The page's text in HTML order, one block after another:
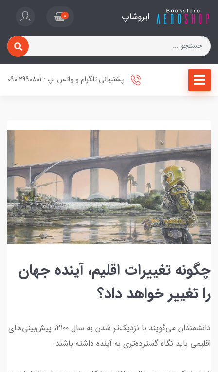
ایروشاپ 0
پشتیبانی تلگرام و واتس اپ : 09012990801
چگونه تغییرات اقلیم، آینده جهان
را تغییر خواهد داد؟
دانشمندان می‌گویند با نزدیک‌تر شدن به سال ۲۱۰۰، پیش‌بینی‌های
اقلیمی باید نگاه گسترده‌تری به آینده داشته باشند.